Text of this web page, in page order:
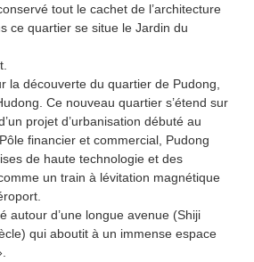
tout le cachet de l’architecture
ce quartier se situe le Jardin du
la découverte du quartier de Pudong,
Ce nouveau quartier s’étend sur
projet d’urbanisation débuté au
financier et commercial, Pudong
de haute technologie et des
un train à lévitation magnétique
autour d’une longue avenue (Shiji
qui aboutit à un immense espace